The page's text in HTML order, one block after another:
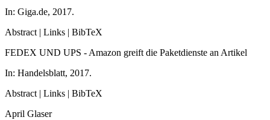
In: Giga.de, 2017.
Abstract| Links
BibTeX
FEDEX UND UPS - Amazon greift die Paketdienste anArtikel
In: Handelsblatt, 2017.
Abstract| Links
BibTeX
April Glaser